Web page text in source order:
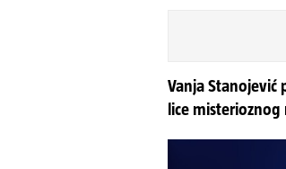
Vanja Stanojević
lice